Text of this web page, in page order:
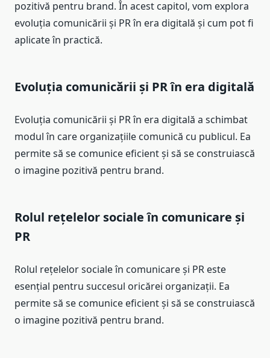
pozitivă pentru brand. În acest capitol, vom explora
evoluția comunicării și PR în era digitală și cum pot fi
aplicate în practică.
Evoluția comunicării și PR în era digitală
Evoluția comunicării și PR în era digitală a schimbat
modul în care organizațiile comunică cu publicul. Ea
permite să se comunice eficient și să se construiască
o imagine pozitivă pentru brand.
Rolul rețelelor sociale în comunicare și
PR
Rolul rețelelor sociale în comunicare și PR este
esențial pentru succesul oricărei organizații. Ea
permite să se comunice eficient și să se construiască
o imagine pozitivă pentru brand.